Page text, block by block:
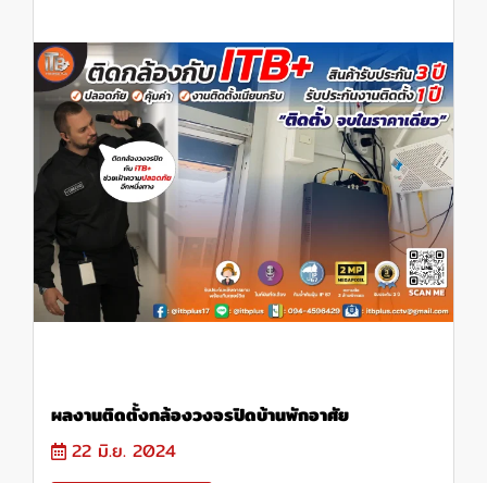
ผลงานติดตั้งกล้องวงจรปิดบ้านพักอาศัย
22 มิ.ย. 2024